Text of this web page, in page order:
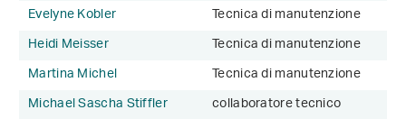
Evelyne Kobler
Tecnica di manutenzione
Heidi Meisser
Tecnica di manutenzione
Martina Michel
Tecnica di manutenzione
Michael Sascha Stiffler
collaboratore tecnico